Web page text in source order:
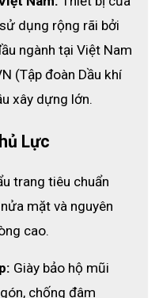
người sử dụng.
thiết bị bảo vệ mắt và
giải pháp bảo hộ toàn
dụng rộng rãi bởi
ngành tại Việt Nam
(Tập đoàn Dầu khí
xây dựng lớn.
Lực
trang tiêu chuẩn
mặt và nguyên
cao.
Giày bảo hộ mũi
chống đâm